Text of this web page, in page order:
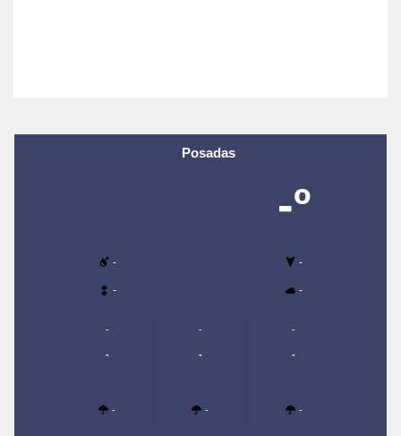
Posadas
-º
- -
- -
-
-
-
-
-
-
-
-
-